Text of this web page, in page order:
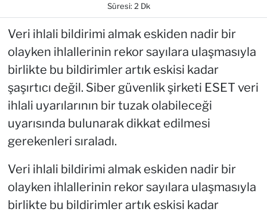
Süresi: 2 Dk
Veri ihlali bildirimi almak eskiden nadir bir
olayken ihlallerinin rekor sayılara ulaşmasıyla
birlikte bu bildirimler artık eskisi kadar
şaşırtıcı değil. Siber güvenlik şirketi ESET veri
ihlali uyarılarının bir tuzak olabileceği
uyarısında bulunarak dikkat edilmesi
gerekenleri sıraladı.
Veri ihlali bildirimi almak eskiden nadir bir
olayken ihlallerinin rekor sayılara ulaşmasıyla
birlikte bu bildirimler artık eskisi kadar